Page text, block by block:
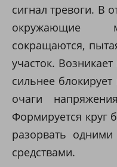
сигнал тревоги. В
окружающие
сокращаются,
участок.
сильнее
очаги
Формируется круг
разорвать
средствами.